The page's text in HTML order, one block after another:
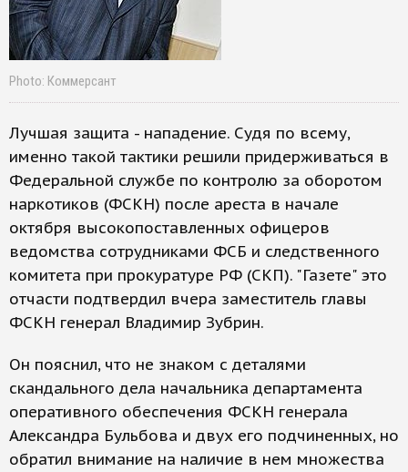
Photo: Коммерсант
Лучшая защита - нападение. Судя по всему,
именно такой тактики решили придерживаться в
Федеральной службе по контролю за оборотом
наркотиков (ФСКН) после ареста в начале
октября высокопоставленных офицеров
ведомства сотрудниками ФСБ и следственного
комитета при прокуратуре РФ (СКП). "Газете" это
отчасти подтвердил вчера заместитель главы
ФСКН генерал Владимир Зубрин.
Он пояснил, что не знаком с деталями
скандального дела начальника департамента
оперативного обеспечения ФСКН генерала
Александра Бульбова и двух его подчиненных, но
обратил внимание на наличие в нем множества